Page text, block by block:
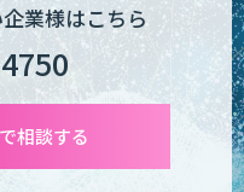
業様はこちら
相談する